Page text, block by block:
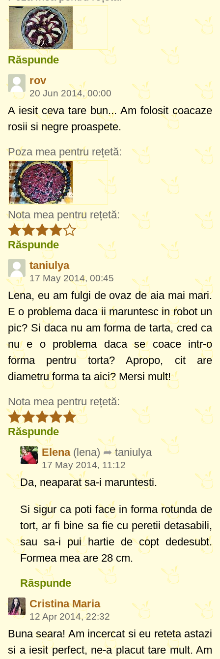
Răspunde
rov
20 Jun 2014, 00:00
A iesit ceva tare bun... Am folosit coacaze
rosii si negre proaspete.
Poza mea pentru rețetă:
Nota mea pentru rețetă:
Răspunde
taniulya
17 May 2014, 00:45
Lena, eu am fulgi de ovaz de aia mai mari.
E o problema daca ii maruntesc in robot un
pic? Si daca nu am forma de tarta, cred ca
nu e o problema daca se coace intr-o
forma pentru torta? Apropo, cit are
diametru forma ta aici? Mersi mult!
Nota mea pentru rețetă:
Răspunde
Elena (lena) taniulya
17 May 2014, 11:12
Da, neaparat sa-i maruntesti.
Si sigur ca poti face in forma rotunda de
tort, ar fi bine sa fie cu peretii detasabili,
sau sa-i pui hartie de copt dedesubt.
Formea mea are 28 cm.
Răspunde
Cristina Maria
12 Apr 2014, 22:32
Buna seara! Am incercat si eu reteta astazi
si a iesit perfect, ne-a placut tare mult. Am